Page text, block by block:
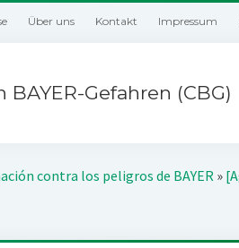
Über uns Kontakt Impressum
Gefahren (CBG)
contra los peligros de BAYER »